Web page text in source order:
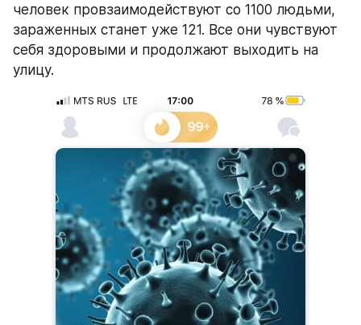
человек провзаимодействуют со 1100 людьми,
зараженных станет уже 121. Все они чувствуют
себя здоровыми и продолжают выходить на
улицу.